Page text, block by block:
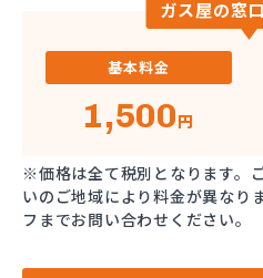
ガス屋の窓
基本料金
1,500円
※価格は全て税別となります。
いのご地域により料金が異なり
フまでお問い合わせください。